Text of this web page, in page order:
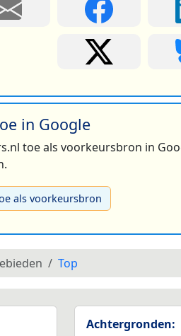
in Google
toe als voorkeursbron in
als voorkeursbron
Top
Achtergronden: